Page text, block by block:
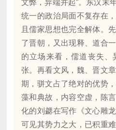
文弊，异端并起”。东汉末
统一的政治局面不复存在
且儒家思想也完全解体。
了晋朝，又出现释、道合
的立场来看，儒道丧失、
张。再看文风，魏、晋文
期，骈文占了绝对的优势
藻和典故，内容空虚，陈
化的刘勰在写作《文心雕
可见其势力之大，已积重